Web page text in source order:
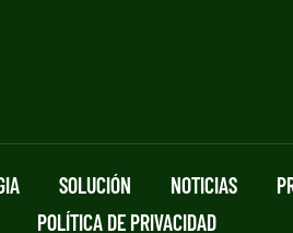
SOLUCIÓN NOTICIAS
POLÍTICA DE PRIVACIDAD